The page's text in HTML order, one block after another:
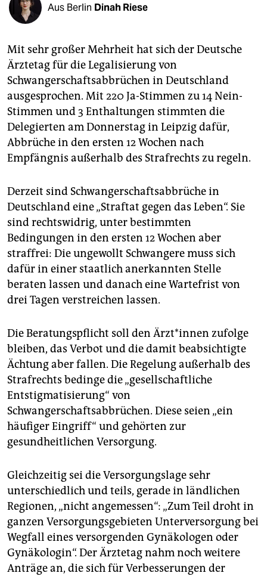
abo
epaper login
Aus Berlin Dinah Riese
Mit sehr großer Mehrheit hat sich der Deutsche
Ärztetag für die Legalisierung von
Schwangerschaftsabbrüchen in Deutschland
ausgesprochen. Mit 220 Ja-Stimmen zu 14 Nein-
Stimmen und 3 Enthaltungen stimmten die
Delegierten am Donnerstag in Leipzig dafür,
Abbrüche in den ersten 12 Wochen nach
Empfängnis außerhalb des Strafrechts zu regeln.
Derzeit sind Schwangerschaftsabbrüche in
Deutschland eine „Straftat gegen das Leben“. Sie
sind rechtswidrig, unter bestimmten
Bedingungen in den ersten 12 Wochen aber
straffrei: Die ungewollt Schwangere muss sich
dafür in einer staatlich anerkannten Stelle
beraten lassen und danach eine Wartefrist von
drei Tagen verstreichen lassen.
Die Beratungspflicht soll den Ärz­t*in­nen zufolge
bleiben, das Verbot und die damit beabsichtigte
Ächtung aber fallen. Die Regelung außerhalb des
Strafrechts bedinge die „gesellschaftliche
Entstigmatisierung“ von
Schwangerschaftsabbrüchen. Diese seien „ein
häufiger Eingriff“ und gehörten zur
gesundheitlichen Versorgung.
Gleichzeitig sei die Versorgungslage sehr
unterschiedlich und teils, gerade in ländlichen
Regionen, „nicht angemessen“: „Zum Teil droht in
ganzen Versorgungsgebieten Unterversorgung bei
Wegfall eines versorgenden Gynäkologen oder
Gynäkologin“. Der Ärztetag nahm noch weitere
Anträge an, die sich für Verbesserungen der